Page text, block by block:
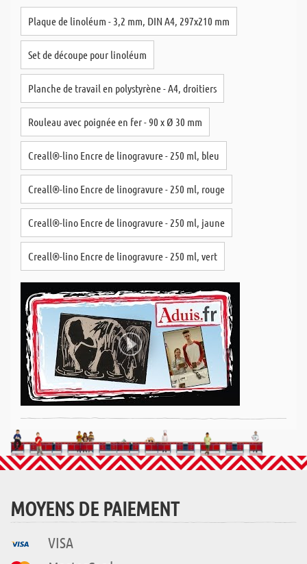
Plaque de linoléum - 3,2 mm, DIN A4, 297x210 mm
Set de découpe pour linoléum
Planche de travail en polystyrène - A4, droitiers
Rouleau avec poignée en fer - 90 x Ø 30 mm
Creall®-lino Encre de linogravure - 250 ml, bleu
Creall®-lino Encre de linogravure - 250 ml, rouge
Creall®-lino Encre de linogravure - 250 ml, jaune
Creall®-lino Encre de linogravure - 250 ml, vert
MOYENS DE PAIEMENT
VISA